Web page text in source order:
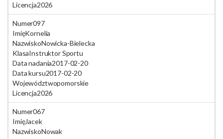
Licencja2026
Numer097
ImięKornelia
NazwiskoNowicka-Bielecka
KlasaInstruktor Sportu
Data nadania2017-02-20
Data kursu2017-02-20
Województwopomorskie
Licencja2026
Numer067
ImięJacek
NazwiskoNowak